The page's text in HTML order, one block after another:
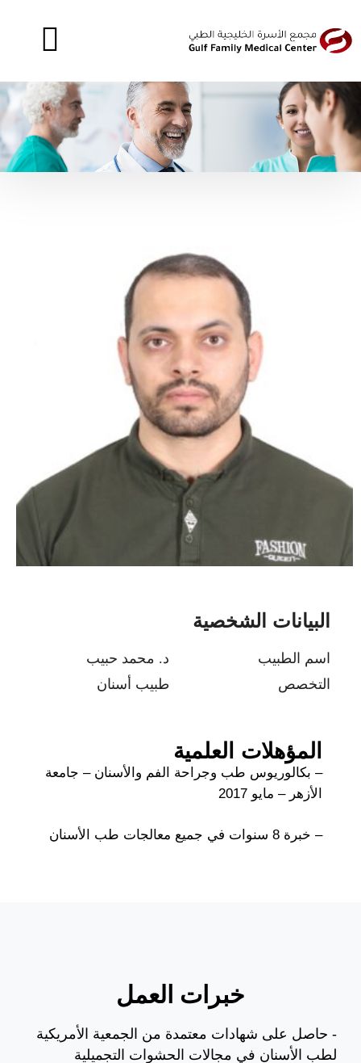
البيانات الشخصية
اسم الطبيب
د. محمد حبيب
التخصص
طبيب أسنان
المؤهلات العلمية
– بكالوريوس طب وجراحة الفم والأسنان – جامعة
الأزهر – مايو 2017
– خبرة 8 سنوات في جميع معالجات طب الأسنان
خبرات العمل
- حاصل على شهادات معتمدة من الجمعية الأمريكية
لطب الأسنان في مجالات الحشوات التجميلية